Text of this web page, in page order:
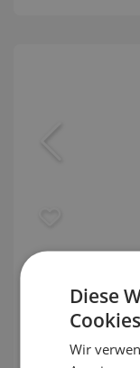
GAGARIN /
Diese
Wir